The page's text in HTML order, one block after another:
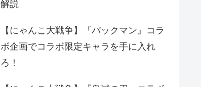
解説
【にゃんこ大戦争】『パックマン』コラ
ボ企画でコラボ限定キャラを手に入れ
ろ！